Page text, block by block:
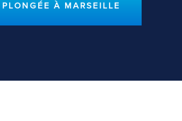
À MARSEILLE